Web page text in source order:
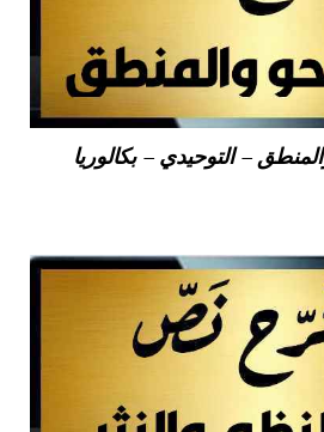
– التوحيدي – بكالوريا